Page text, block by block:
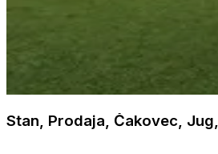
Stan, Prodaja, Čakovec,